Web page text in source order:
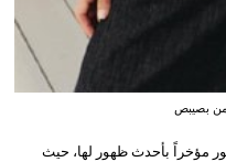
بصيبص
مؤخراً بأحدث ظهور لها، حيث